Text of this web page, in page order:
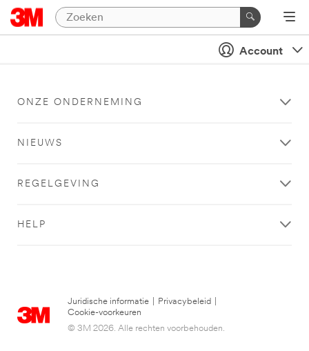
Account
ONZE ONDERNEMING
NIEUWS
REGELGEVING
HELP
Juridische informatie Privacybeleid
Cookie-voorkeuren
© 3M 2026. Alle rechten voorbehouden.